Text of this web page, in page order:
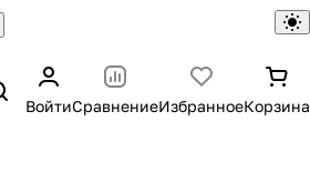
ВойтиСравнениеИзбранноеКорзина